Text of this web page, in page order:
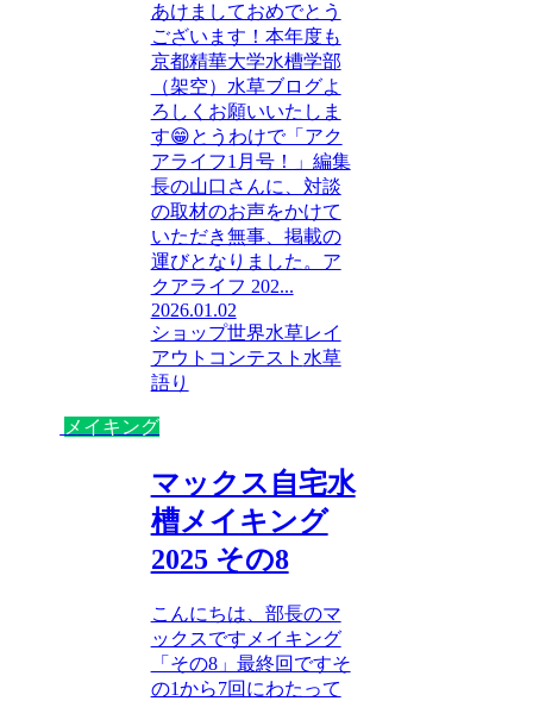
あけましておめでとう
ございます！本年度も
京都精華大学水槽学部
（架空）水草ブログよ
ろしくお願いいたしま
す😁とうわけで「アク
アライフ1月号！」編集
長の山口さんに、対談
の取材のお声をかけて
いただき無事、掲載の
運びとなりました。ア
クアライフ 202...
2026.01.02
ショップ世界水草レイ
アウトコンテスト 水草
語り
メイキング
マックス自宅水
槽メイキング
2025 その8
こんにちは、部長のマ
ックスですメイキング
「その8」最終回ですそ
の1から7回にわたって